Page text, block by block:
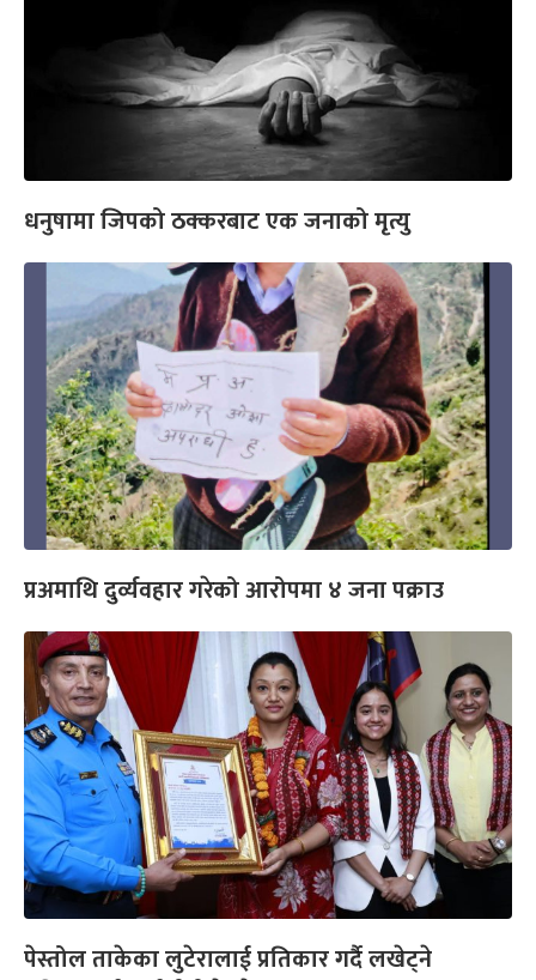
धनुषामा जिपको ठक्करबाट एक जनाको मृत्यु
प्रअमाथि दुर्व्यवहार गरेको आरोपमा ४ जना पक्राउ
पेस्तोल ताकेका लुटेरालाई प्रतिकार गर्दै लखेट्ने